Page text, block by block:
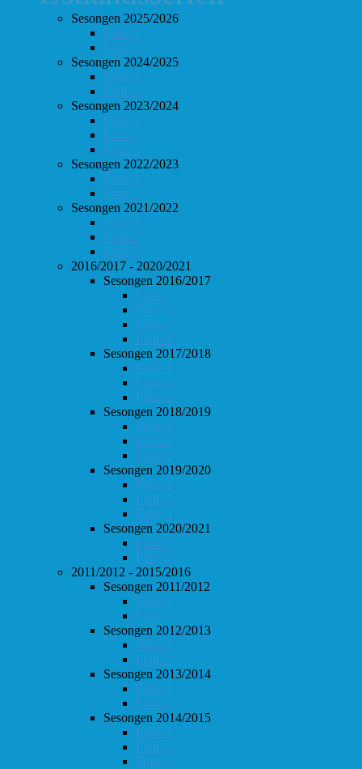
Sesongen 2025/2026
Follo 1
Follo 2
Sesongen 2024/2025
Follo 1
Follo 2
Sesongen 2023/2024
Follo 1
Follo 2
Follo 3
Sesongen 2022/2023
Follo 1
Follo 2
Sesongen 2021/2022
Follo 1
Follo 2
Follo 3
2016/2017 - 2020/2021
Sesongen 2016/2017
Follo 1
Follo 2
Follo 3
Follo 4
Sesongen 2017/2018
Follo 1
Follo 2
Follo 3
Sesongen 2018/2019
Follo 1
Follo 2
Follo 3
Sesongen 2019/2020
Follo 1
Follo 2
Follo 3
Sesongen 2020/2021
Follo 1
Follo 2
2011/2012 - 2015/2016
Sesongen 2011/2012
Follo 1
Follo 2
Sesongen 2012/2013
Follo 1
Follo 2
Sesongen 2013/2014
Follo 1
Follo 2
Sesongen 2014/2015
Follo 1
Follo 2
Follo 3